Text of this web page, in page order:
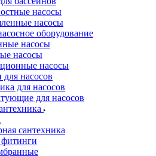
насосы
насосы
оборудование
насосы
насосы
насосы
для насосов
для насосов
для насосов
сантехника